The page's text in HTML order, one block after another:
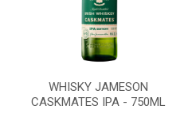
WHISKY JAMESON
CASKMATES IPA - 750ML